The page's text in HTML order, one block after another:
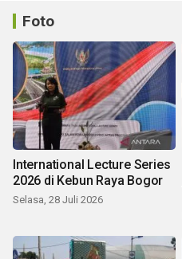
Foto
International Lecture Series
2026 di Kebun Raya Bogor
Selasa, 28 Juli 2026